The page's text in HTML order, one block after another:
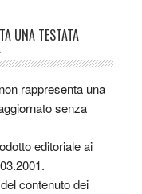
UNA TESTATA
rappresenta una
senza
editoriale ai
contenuto dei